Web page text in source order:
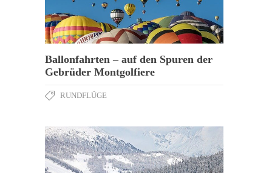
Ballonfahrten – auf den Spuren der
Gebrüder Montgolfiere
RUNDFLÜGE